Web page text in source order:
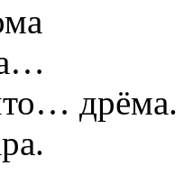
дрёма.